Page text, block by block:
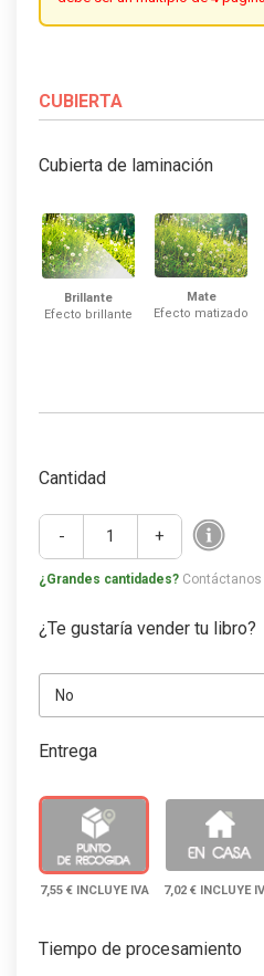
CUBIERTA
Cubierta de laminación
Brillante
Efecto brillante
Mate
Efecto matizado
Cantidad
- +
¿Grandes cantidades?
¿Te gustaría vender tu libro?
Entrega
7,55 € INCLUYE IVA 7,02 € INCLUYE
Tiempo de procesamiento